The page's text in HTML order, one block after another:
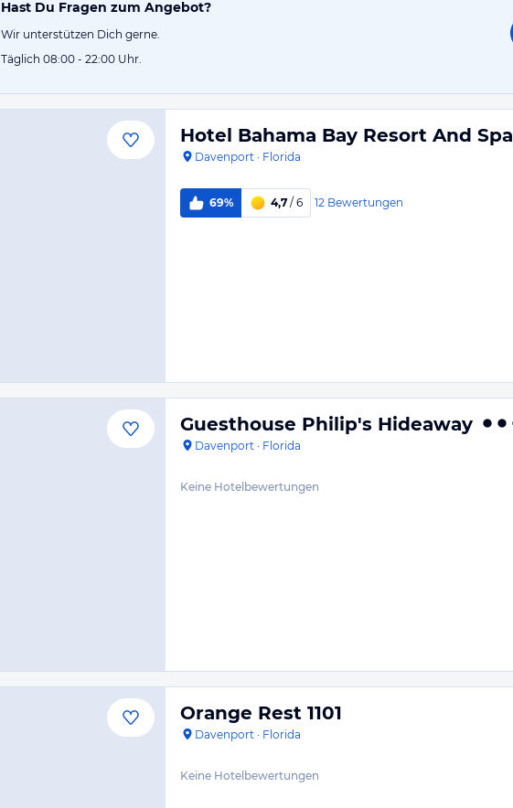
Hast Du Fragen zum Angebot?
Wir unterstützen Dich gerne.
Täglich 08:00 - 22:00 Uhr.
Hotel Bahama Bay Resort And Spa
Davenport · Florida
69% 4,7 / 6 12 Bewertungen
Guesthouse Philip's Hideaway
Davenport · Florida
Keine Hotelbewertungen
Orange Rest 1101
Davenport · Florida
Keine Hotelbewertungen